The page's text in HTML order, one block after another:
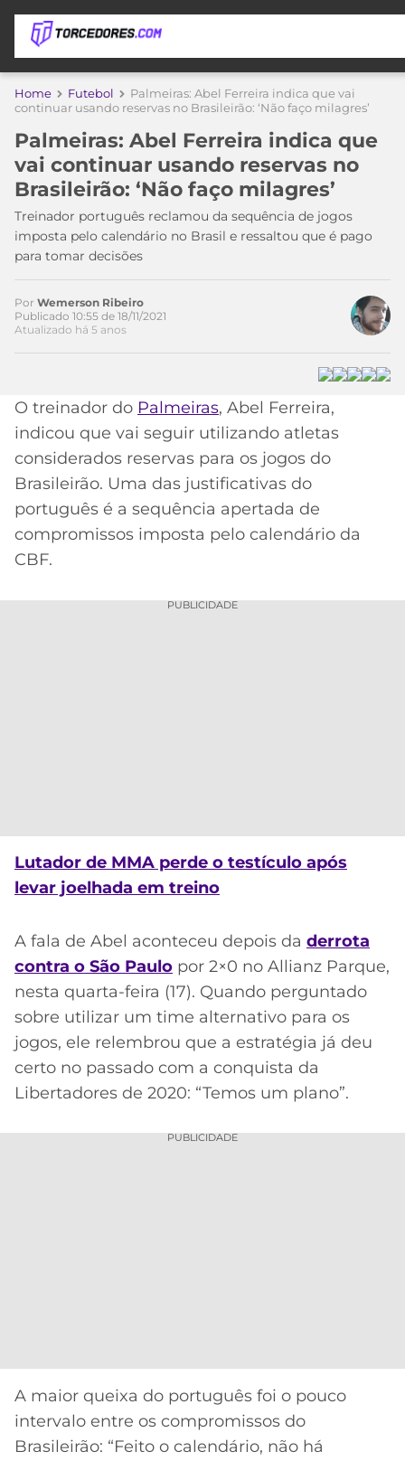
APOSTAS
DE
APOSTA
MELHORES
SITES
DE
APOSTAS
2026
CÓDIGO
DE
INDICAÇÃO
BET365
CÓDIGO
ONLINE
2026
COPA
DO
MUNDO
TIMES
MEU
TIME
CORINTHIANS
SÃO
PAULO
FLAMENGO
GRÊMIO
ATLÉTICO
CRUZEIRO
CAMPEONATOS
A
LIBERTADORES
COPA
DO
BRASIL
LALIGA
MERCADO
DA
BOLA
PALPITES
Home Futebol
Palmeiras: Abel Ferreira indica que vai
continuar usando reservas no Brasileirão: ‘Não faço milagres’
Palmeiras: Abel Ferreira indica que
vai continuar usando reservas no
Brasileirão: ‘Não faço milagres’
Treinador português reclamou da sequência de jogos
imposta pelo calendário no Brasil e ressaltou que é pago
para tomar decisões
Por Wemerson Ribeiro
Publicado 10:55 de 18/11/2021
Atualizado há 5 anos
O treinador do Palmeiras, Abel Ferreira,
indicou que vai seguir utilizando atletas
considerados reservas para os jogos do
Brasileirão. Uma das justificativas do
português é a sequência apertada de
compromissos imposta pelo calendário da
CBF.
PUBLICIDADE
Lutador de MMA perde o testículo após
levar joelhada em treino
A fala de Abel aconteceu depois da derrota
contra o São Paulo por 2×0 no Allianz Parque,
nesta quarta-feira (17). Quando perguntado
sobre utilizar um time alternativo para os
jogos, ele relembrou que a estratégia já deu
certo no passado com a conquista da
Libertadores de 2020: “Temos um plano”.
PUBLICIDADE
A maior queixa do português foi o pouco
intervalo entre os compromissos do
Brasileirão: “Feito o calendário, não há